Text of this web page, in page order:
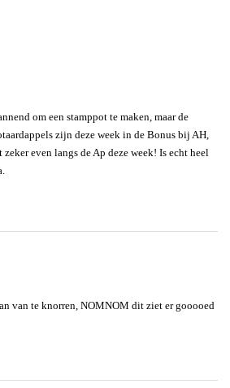
om een stamppot te maken, maar de
zijn deze week in de Bonus bij AH,
zeker even langs de Ap deze week! Is echt heel
van te knorren, NOMNOM dit ziet er gooooed